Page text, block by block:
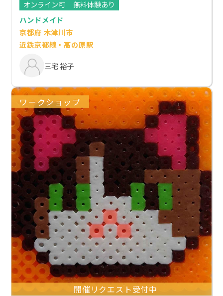
オンライン可
無料体験あり
ハンドメイド
京都府 木津川市
近鉄京都線・高の原駅
三宅 裕子
ワークショップ
開催リクエスト受付中